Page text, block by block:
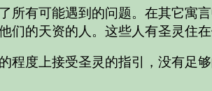
有可能遇到的问题。在其它寓
的天资的人。这些人有圣灵住
度上接受圣灵的指引，没有足